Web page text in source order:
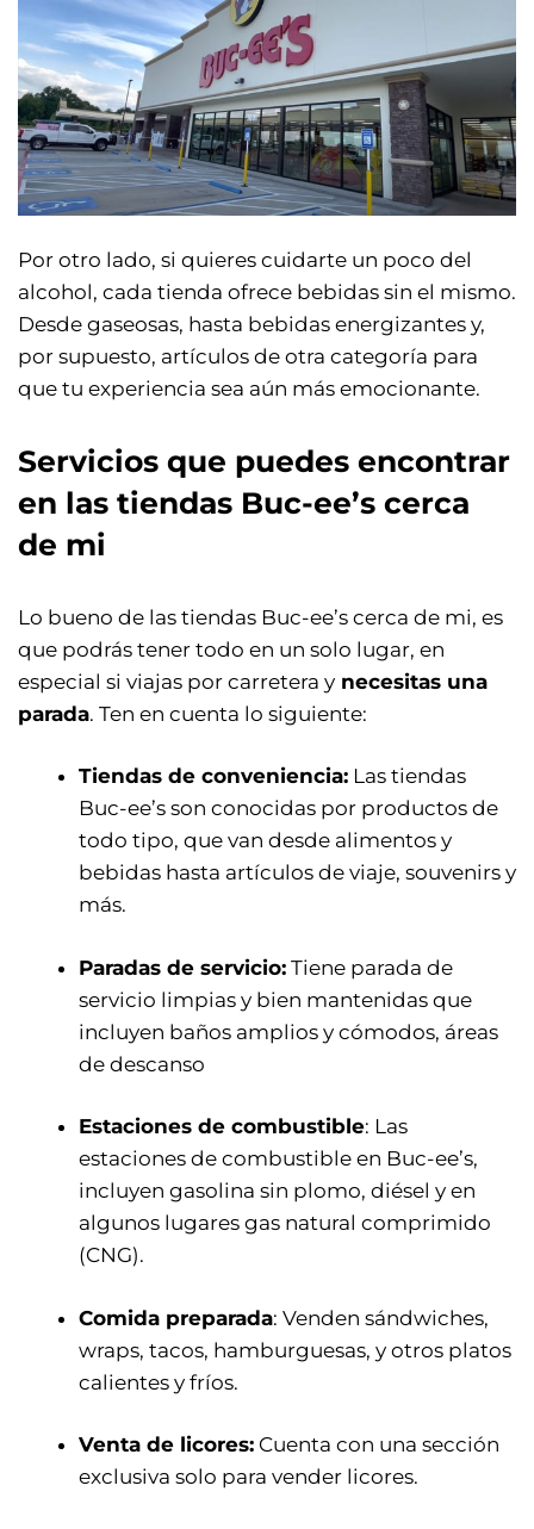
Por otro lado, si quieres cuidarte un poco del
alcohol, cada tienda ofrece bebidas sin el mismo.
Desde gaseosas, hasta bebidas energizantes y,
por supuesto, artículos de otra categoría para
que tu experiencia sea aún más emocionante.
Servicios que puedes encontrar
en las tiendas Buc-ee’s cerca
de mi
Lo bueno de las tiendas Buc-ee’s cerca de mi, es
que podrás tener todo en un solo lugar, en
especial si viajas por carretera y necesitas una
parada. Ten en cuenta lo siguiente:
Tiendas de conveniencia: Las tiendas
Buc-ee’s son conocidas por productos de
todo tipo, que van desde alimentos y
bebidas hasta artículos de viaje, souvenirs y
más.
Paradas de servicio: Tiene parada de
servicio limpias y bien mantenidas que
incluyen baños amplios y cómodos, áreas
de descanso
Estaciones de combustible: Las
estaciones de combustible en Buc-ee’s,
incluyen gasolina sin plomo, diésel y en
algunos lugares gas natural comprimido
(CNG).
Comida preparada: Venden sándwiches,
wraps, tacos, hamburguesas, y otros platos
calientes y fríos.
Venta de licores: Cuenta con una sección
exclusiva solo para vender licores.